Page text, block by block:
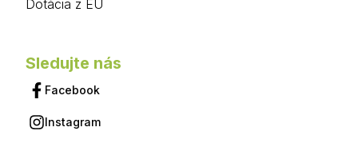
Dotácia z EÚ
Sledujte nás
Facebook
Instagram